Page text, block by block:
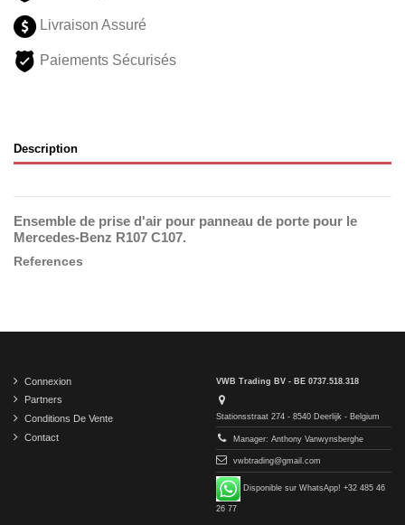
Livraison Assuré
Paiements Sécurisés
Description
Ensemble de prise d'air pour panneau de porte pour le
Mercedes-Benz R107 C107.
References
Connexion
Partners
Conditions De Vente
Contact
VWB Trading BV - BE 0737.518.318
Stationsstraat 274 - 8540 Deerlijk - Belgium
Manager: Anthony Vanwynsberghe
vwbtrading@gmail.com
Disponible sur WhatsApp! +32 485 46
26 77